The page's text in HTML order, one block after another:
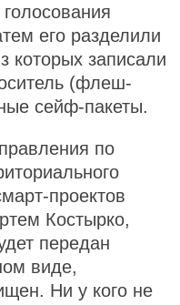
его разделили
которых записали
(флеш-
сейф-пакеты.
по
проектов
Костырко,
передан
виде,
Ни у кого не